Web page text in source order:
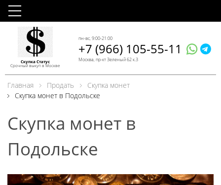
Скупка Статус
Срочный выкуп в Москве
пн-вс, 9:00-21:00
+7 (966) 105-55-11
Москва, пр-кт Зеленый 62 к.3
Главная Продать
Скупка монет
Скупка монет в Подольске
Скупка монет в
Подольске